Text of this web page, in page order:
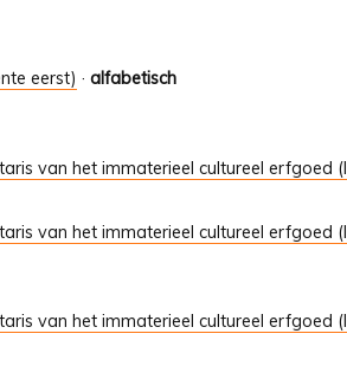
eerst) · alfabetisch
van het immaterieel cultureel erfgoed
van het immaterieel cultureel erfgoed
van het immaterieel cultureel erfgoed